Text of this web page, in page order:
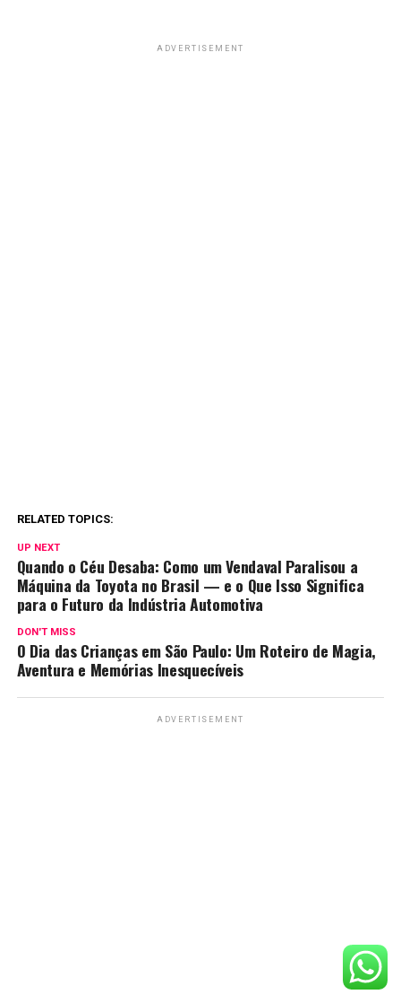
ADVERTISEMENT
RELATED TOPICS:
UP NEXT
Quando o Céu Desaba: Como um Vendaval Paralisou a
Máquina da Toyota no Brasil — e o Que Isso Significa
para o Futuro da Indústria Automotiva
DON'T MISS
O Dia das Crianças em São Paulo: Um Roteiro de Magia,
Aventura e Memórias Inesquecíveis
ADVERTISEMENT